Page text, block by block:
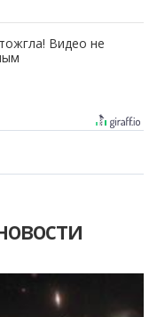
Видео не